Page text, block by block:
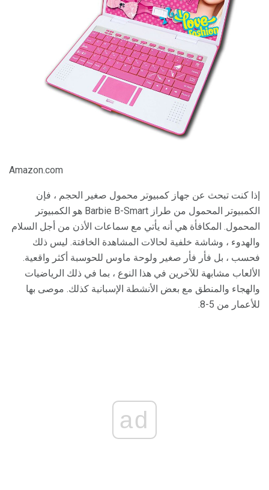
Amazon.com
إذا كنت تبحث عن جهاز كمبيوتر محمول صغير الحجم ، فإن
الكمبيوتر المحمول من طراز Barbie B-Smart هو الكمبيوتر
المحمول. المكافأة هي أنه يأتي مع سماعات الأذن من أجل السلام
والهدوء ، وشاشة خلفية لحالات المشاهدة الخافتة. ليس ذلك
فحسب ، بل فأر فأر صغير ولوحة ماوس للحوسبة أكثر واقعية.
الألعاب مشابهة للآخرين في هذا النوع ، بما في ذلك الرياضيات
والهجاء والمنطق مع بعض الأنشطة الإسبانية كذلك. موصى بها
للأعمار من 5-8.
ad